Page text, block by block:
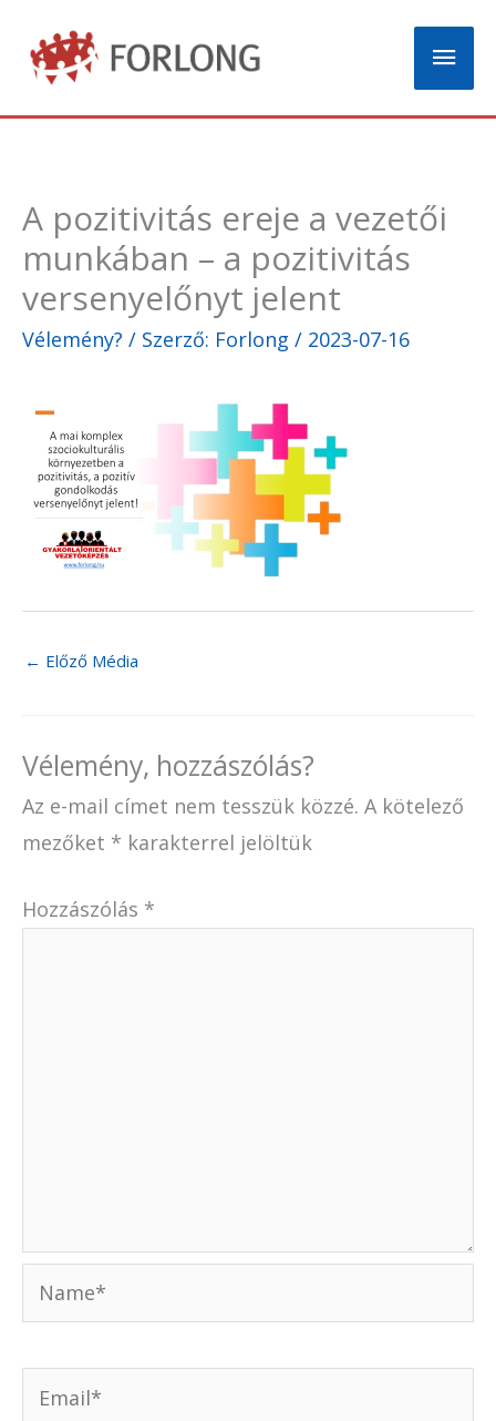
content
Main
A pozitivitás ereje a vezetői
munkában – a pozitivitás
versenyelőnyt jelent
Vélemény? / Szerző: Forlong / 2023-07-16
← Előző Média
Vélemény, hozzászólás?
Az e-mail címet nem tesszük közzé. A kötelező
mezőket * karakterrel jelöltük
Hozzászólás *
Name*
Email*